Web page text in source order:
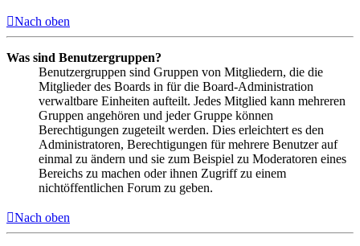
Nach oben
Was sind Benutzergruppen?
Benutzergruppen sind Gruppen von Mitgliedern, die die
Mitglieder des Boards in für die Board-Administration
verwaltbare Einheiten aufteilt. Jedes Mitglied kann mehreren
Gruppen angehören und jeder Gruppe können
Berechtigungen zugeteilt werden. Dies erleichtert es den
Administratoren, Berechtigungen für mehrere Benutzer auf
einmal zu ändern und sie zum Beispiel zu Moderatoren eines
Bereichs zu machen oder ihnen Zugriff zu einem
nichtöffentlichen Forum zu geben.
Nach oben